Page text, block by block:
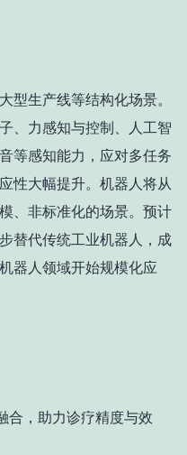
型生产线等结构化场景。
、力感知与控制、人工智
等感知能力，应对多任务
性大幅提升。机器人将从
、非标准化的场景。预计
替代传统工业机器人，成
器人领域开始规模化应
合，助力诊疗精度与效